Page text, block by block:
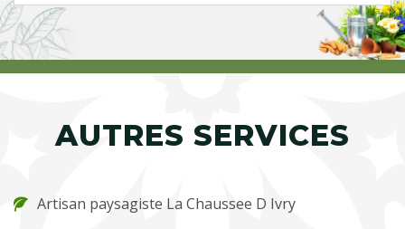
AUTRES SERVICES
Artisan paysagiste La Chaussee D Ivry